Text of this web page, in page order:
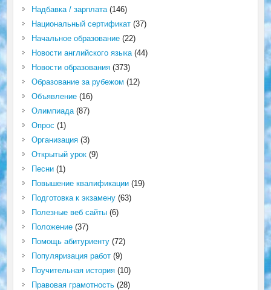
Надбавка / зарплата(146)
Национальный сертификат(37)
Начальное образование(22)
Новости английского языка(44)
Новости образования(373)
Образование за рубежом (12)
Объявление(16)
Олимпиада(87)
Опрос (1)
Организация(3)
Открытый урок(9)
Песни(1)
Повышение квалификации(19)
Подготовка к экзамену(63)
Полезные веб сайты(6)
Положение(37)
Помощь абитуриенту(72)
Популяризация работ(9)
Поучительная история(10)
Правовая грамотность(28)